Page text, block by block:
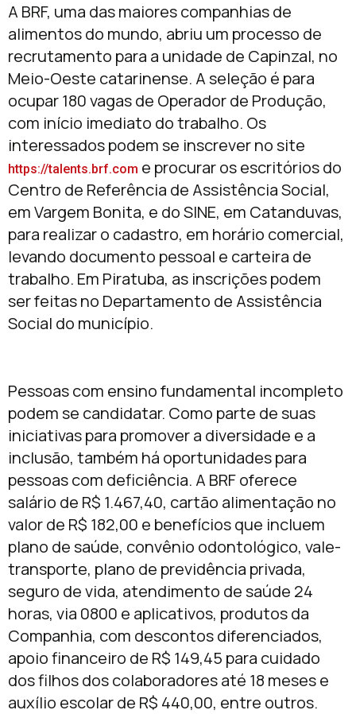
A BRF, uma das maiores companhias de
alimentos do mundo, abriu um processo de
recrutamento para a unidade de Capinzal, no
Meio-Oeste catarinense. A seleção é para
ocupar 180 vagas de Operador de Produção,
com início imediato do trabalho. Os
interessados podem se inscrever no site
https://talents.brf.com e procurar os escritórios do
Centro de Referência de Assistência Social,
em Vargem Bonita, e do SINE, em Catanduvas,
para realizar o cadastro, em horário comercial,
levando documento pessoal e carteira de
trabalho. Em Piratuba, as inscrições podem
ser feitas no Departamento de Assistência
Social do município.
Pessoas com ensino fundamental incompleto
podem se candidatar. Como parte de suas
iniciativas para promover a diversidade e a
inclusão, também há oportunidades para
pessoas com deficiência. A BRF oferece
salário de R$ 1.467,40, cartão alimentação no
valor de R$ 182,00 e benefícios que incluem
plano de saúde, convênio odontológico, vale-
transporte, plano de previdência privada,
seguro de vida, atendimento de saúde 24
horas, via 0800 e aplicativos, produtos da
Companhia, com descontos diferenciados,
apoio financeiro de R$ 149,45 para cuidado
dos filhos dos colaboradores até 18 meses e
auxílio escolar de R$ 440,00, entre outros.